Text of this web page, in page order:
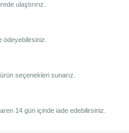
ulaştırırız.
ödeyebilirsiniz.
seçenekleri sunarız.
14 gün içinde iade edebilirsiniz.